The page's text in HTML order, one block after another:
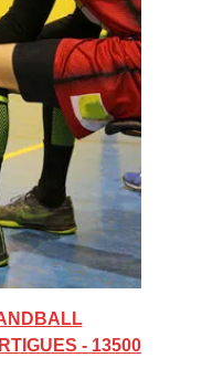
- 13500